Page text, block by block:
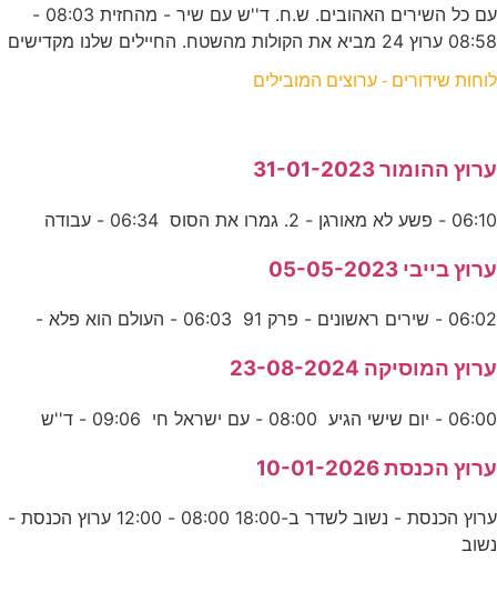
עם כל השירים האהובים. ש.ח. ד''ש עם שיר - מהחזית 08:03 -
08:58 ערוץ 24 מביא את הקולות מהשטח. החיילים שלנו מקדישים
לוחות שידורים - ערוצים המובילים
ערוץ ההומור 31-01-2023
06:10 - פשע לא מאורגן - 2. גמרו את הסוס 06:34 - עבודה
ערוץ בייבי 05-05-2023
06:02 - שירים ראשונים - פרק 91 06:03 - העולם הוא פלא -
ערוץ המוסיקה 23-08-2024
06:00 - יום שישי הגיע 08:00 - עם ישראל חי 09:06 - ד''ש
ערוץ הכנסת 10-01-2026
ערוץ הכנסת - נשוב לשדר ב-18:00 08:00 - 12:00 ערוץ הכנסת -
נשוב